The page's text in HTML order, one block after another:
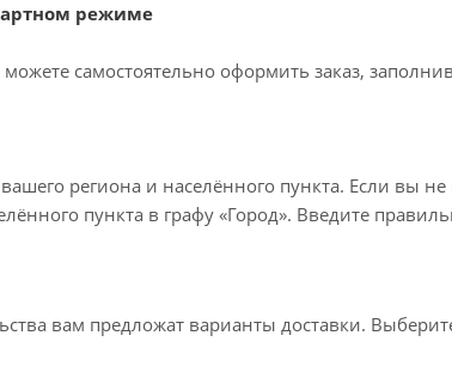
режиме
самостоятельно оформить заказ,
региона и населённого пункта. Если вы
пункта в графу «Город». Введите
вам предложат варианты доставки.